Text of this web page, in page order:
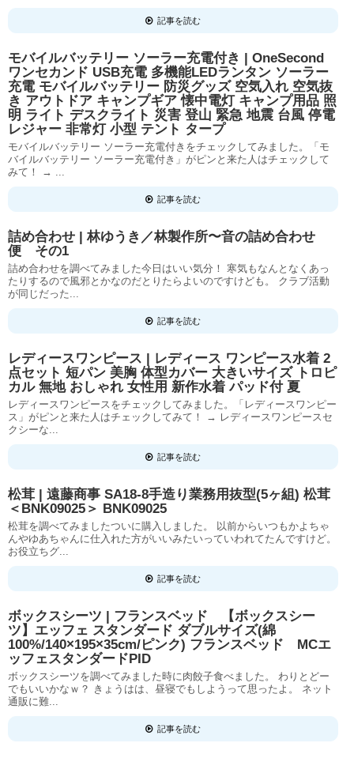
記事を読む
モバイルバッテリー ソーラー充電付き | OneSecond
ワンセカンド USB充電 多機能LEDランタン ソーラー
充電 モバイルバッテリー 防災グッズ 空気入れ 空気抜
き アウトドア キャンプギア 懐中電灯 キャンプ用品 照
明 ライト デスクライト 災害 登山 緊急 地震 台風 停電
レジャー 非常灯 小型 テント タープ
モバイルバッテリー ソーラー充電付きをチェックしてみました。「モ
バイルバッテリー ソーラー充電付き」がピンと来た人はチェックして
みて！ → ...
記事を読む
詰め合わせ | 林ゆうき／林製作所〜音の詰め合わせ
便 その1
詰め合わせを調べてみました今日はいい気分！ 寒気もなんとなくあっ
たりするので風邪とかなのだとりたらよいのですけども。 クラブ活動
が同じだった...
記事を読む
レディースワンピース | レディース ワンピース水着 2
点セット 短パン 美胸 体型カバー 大きいサイズ トロピ
カル 無地 おしゃれ 女性用 新作水着 パッド付 夏
レディースワンピースをチェックしてみました。「レディースワンピー
ス」がピンと来た人はチェックしてみて！ → レディースワンピースセ
クシーな...
記事を読む
松茸 | 遠藤商事 SA18-8手造り業務用抜型(5ヶ組) 松茸
＜BNK09025＞ BNK09025
松茸を調べてみましたついに購入しました。 以前からいつもかよちゃ
んやゆあちゃんに仕入れた方がいいみたいっていわれてたんですけど。
お役立ちグ...
記事を読む
ボックスシーツ | フランスベッド 【ボックスシー
ツ】エッフェ スタンダード ダブルサイズ(綿
100%/140×195×35cm/ピンク) フランスベッド MCエ
ッフェスタンダードPID
ボックスシーツを調べてみました時に肉餃子食べました。 わりとどー
でもいいかなｗ？ きょうはは、昼寝でもしようって思ったよ。 ネット
通販に難...
記事を読む